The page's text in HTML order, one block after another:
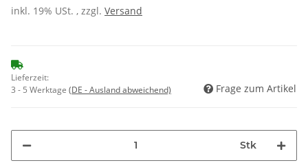
inkl. 19% USt. , zzgl. Versand
Lieferzeit:
3 - 5 Werktage (DE - Ausland abweichend) Frage zum Artikel
Stk